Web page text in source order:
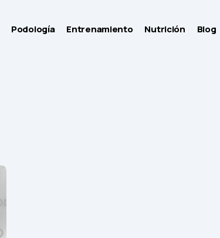
Podología Entrenamiento Nutrición Blog